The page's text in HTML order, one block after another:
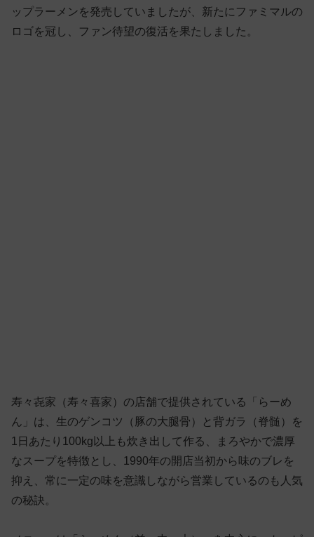
ップラーメンを発売していましたが、新たにファミマルの
ロゴを冠し、ファン待望の復活を果たしました。
寿々㐂家（寿々喜家）の店舗で提供されている「らーめ
ん」は、生のゲンコツ（豚の大腿骨）と背ガラ（脊髄）を
1日あたり100kg以上も炊き出して作る、まろやかで濃厚
なスープを特徴とし、1990年の開店当初から味のブレを
抑え、常に一定の味を意識しながら営業しているのも人気
の秘訣。